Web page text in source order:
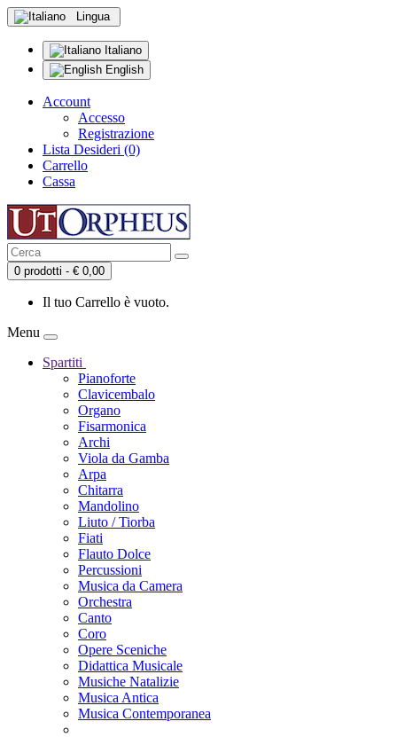
Lingua
Italiano
English
Account
Accesso
Registrazione
Lista Desideri (0)
Carrello
Cassa
0 prodotti - € 0,00
Il tuo Carrello è vuoto.
Menu
Spartiti
Pianoforte
Clavicembalo
Organo
Fisarmonica
Archi
Viola da Gamba
Arpa
Chitarra
Mandolino
Liuto / Tiorba
Fiati
Flauto Dolce
Percussioni
Musica da Camera
Orchestra
Canto
Coro
Opere Sceniche
Didattica Musicale
Musiche Natalizie
Musica Antica
Musica Contemporanea